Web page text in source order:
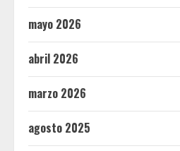
mayo 2026
abril 2026
marzo 2026
agosto 2025